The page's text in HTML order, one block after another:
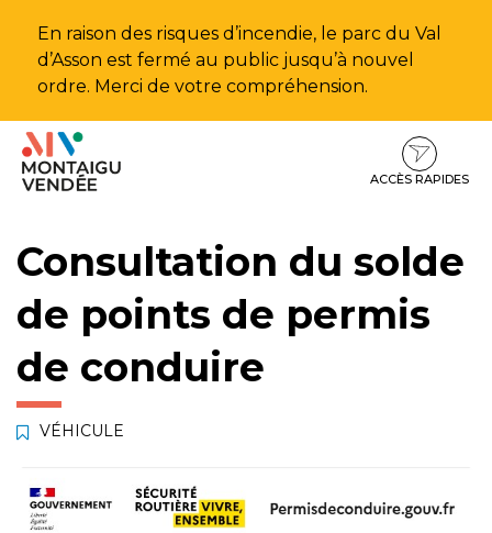
En raison des risques d’incendie, le parc du Val
d’Asson est fermé au public jusqu’à nouvel
ordre. Merci de votre compréhension.
Aller
Aller
contenu
Aller
pied
ACCÈS RAPIDES
Consultation du solde
de points de permis
de conduire
VÉHICULE